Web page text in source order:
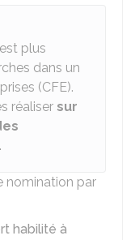
plus
dans un
(CFE).
réaliser sur
.
par
habilité à